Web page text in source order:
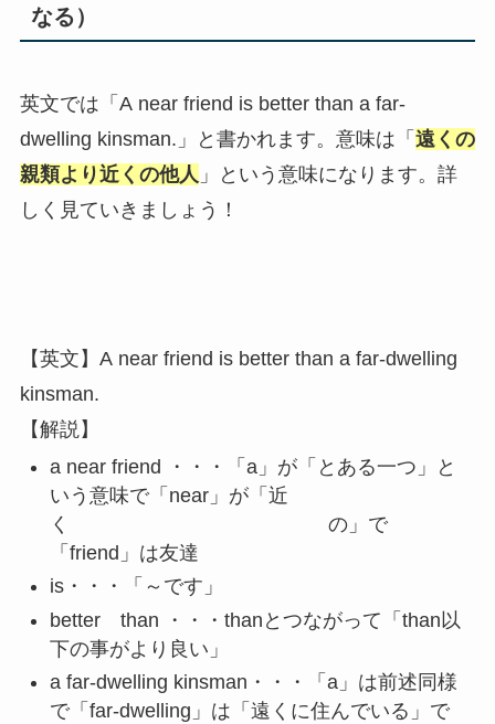
なる）
英文では「A near friend is better than a far-
dwelling kinsman.」と書かれます。意味は「 遠くの
親類より近くの他人 」という意味になります。詳
しく見ていきましょう！
【英文】A near friend is better than a far-dwelling
kinsman.
【解説】
a near friend ・・・「a」が「とある一つ」と
いう意味で「near」が「近
く の」で
「friend」は友達
is・・・「～です」
better than ・・・thanとつながって「than以
下の事がより良い」
a far-dwelling kinsman・・・「a」は前述同様
で「far-dwelling」は「遠くに住んでいる」で